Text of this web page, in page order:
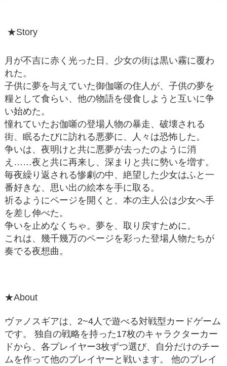
★Story
月が不吉に赤く光った日、少女の街は黒い霧に覆わ
れた。
子供に夢を与えていた御伽噺の住人が、子供の夢を
糧として食らい、他の物語を侵食しようと互いに争
い始めた。
憧れていたお伽噺の登場人物の暴走、破壊される
街、眠るたびに訪れる悪夢に、人々は恐怖した。
争いは、夜明けと共に悪夢が去ったのように消
え……夜と共に再来し、深まりと共に勢いを増す。
毎夜繰り返される惨劇の中、絶望した少女はふと一
番好きな、思い出の絵本を手に取る。
祈るようにページを開くと、本の主人公は少女へ手
を差し伸べた。
争いを止めなくちゃ。夢を、取り戻すために。
これは、幾千幾万のページを彩った登場人物たちが
奏でる夜想曲。
★About
ヴァノスギアは、2~4人で遊べる対戦型カードゲーム
です。 独自の戦略を持った17枚のキャラクターカー
ドから、各プレイヤー3枚ずつ選び、自分だけのチー
ムを作って他のプレイヤーと戦います。 他のプレイ